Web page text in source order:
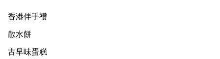
香港伴手禮
散水餅
古早味蛋糕